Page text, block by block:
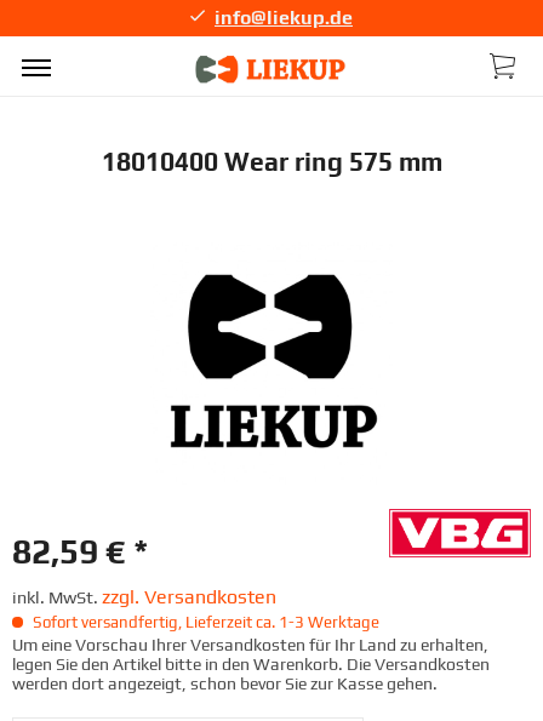
info@liekup.de
18010400 Wear ring 575 mm
82,59 € *
inkl. MwSt. zzgl. Versandkosten
Sofort versandfertig, Lieferzeit ca. 1-3 Werktage
Um eine Vorschau Ihrer Versandkosten für Ihr Land zu erhalten,
legen Sie den Artikel bitte in den Warenkorb. Die Versandkosten
werden dort angezeigt, schon bevor Sie zur Kasse gehen.